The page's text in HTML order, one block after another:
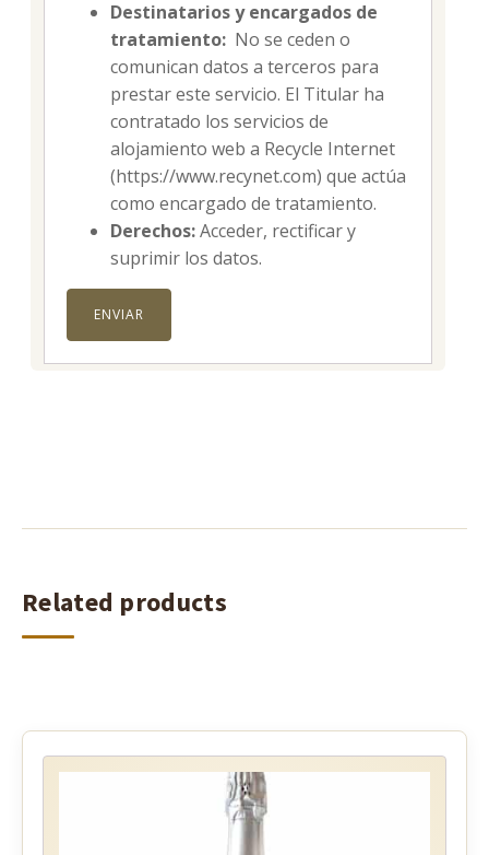
Destinatarios y encargados de
tratamiento: No se ceden o
comunican datos a terceros para
prestar este servicio. El Titular ha
contratado los servicios de
alojamiento web a Recycle Internet
(https://www.recynet.com) que actúa
como encargado de tratamiento.
Derechos:Acceder, rectificar y
suprimir los datos.
Related products